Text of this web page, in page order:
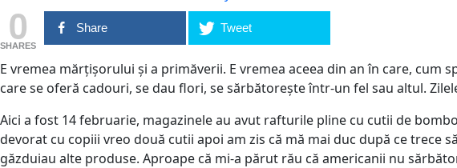
0
SHARES
Share Tweet
E vremea mărțișorului și a primăverii. E vremea aceea din an în care,
care se oferă cadouri, se dau flori, se sărbătorește într-un fel sau altul.
Aici a fost 14 februarie, magazinele au avut rafturile pline cu cutii de
devorat cu copiii vreo două cutii apoi am zis că mă mai duc după ce trece
găzduiau alte produse. Aproape că mi-a părut rău că americanii nu